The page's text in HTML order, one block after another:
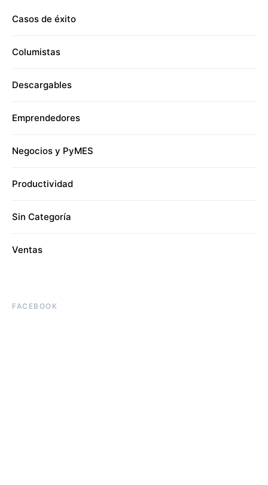
Casos de éxito
Columistas
Descargables
Emprendedores
Negocios y PyMES
Productividad
Sin Categoría
Ventas
FACEBOOK